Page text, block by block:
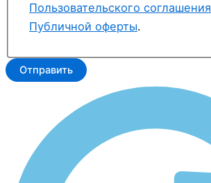
Пользовательского соглашения
Публичной оферты.
Отправить